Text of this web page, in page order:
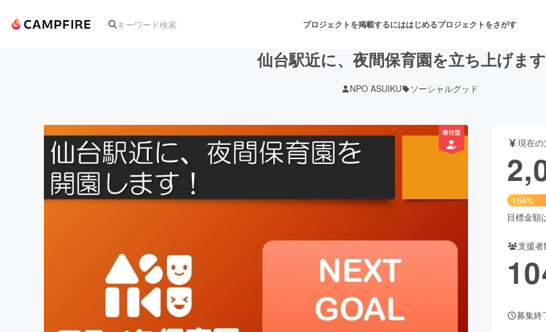
プロジェクトを掲載するにははじめるプロジェクトをさがす
アート・写真 音楽 舞台・パフォーマンス
テクノロジー・ガジェット フード・飲食店
ビジネス・起業 ビューティー・ヘルスケ
まちづくり・地域活性化
CAMPFIRE for Social Good
仙台駅近に、夜間保育園を立ち上げま
NPO ASUIKU ソーシャルグッド
現在
154%
目標金額
支援者
募集終